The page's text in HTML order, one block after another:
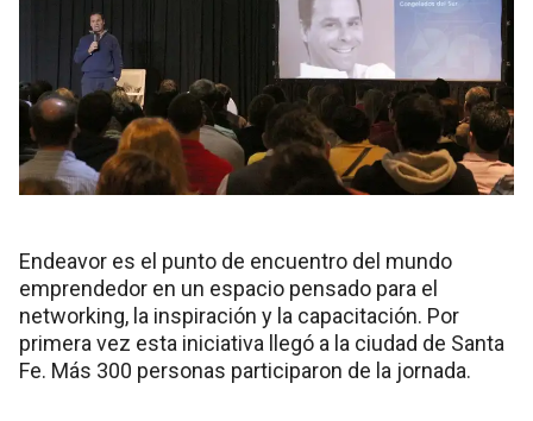
Endeavor es el punto de encuentro del mundo
emprendedor en un espacio pensado para el
networking, la inspiración y la capacitación. Por
primera vez esta iniciativa llegó a la ciudad de Santa
Fe. Más 300 personas participaron de la jornada.